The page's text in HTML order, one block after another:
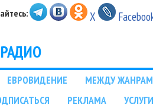
X
ЕВРОВИДЕНИЕ
МЕЖДУ
РЕКЛАМА
УСЛУГИ